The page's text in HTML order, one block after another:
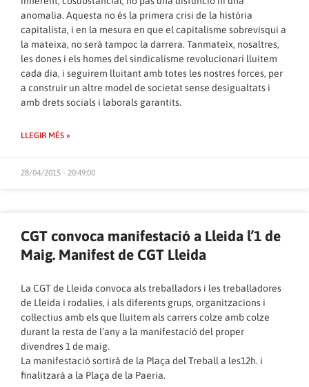
anomalia. Aquesta no és la primera crisi de la història
capitalista, i en la mesura en que el capitalisme sobrevisqui a
la mateixa, no serà tampoc la darrera. Tanmateix, nosaltres,
les dones i els homes del sindicalisme revolucionari lluitem
cada dia, i seguirem lluitant amb totes les nostres forces, per
a construir un altre model de societat sense desigualtats i
amb drets socials i laborals garantits.
LLEGIR MÉS »
28/04/2015 - 20:49:00
CGT convoca manifestació a Lleida l’1 de
Maig. Manifest de CGT Lleida
La CGT de Lleida convoca als treballadors i les treballadores
de Lleida i rodalies, i als diferents grups, organitzacions i
col·lectius amb els que lluitem als carrers colze amb colze
durant la resta de l’any a la manifestació del proper
divendres 1 de maig.
La manifestació sortirà de la Plaça del Treball a les12h. i
finalitzarà a la Plaça de la Paeria.